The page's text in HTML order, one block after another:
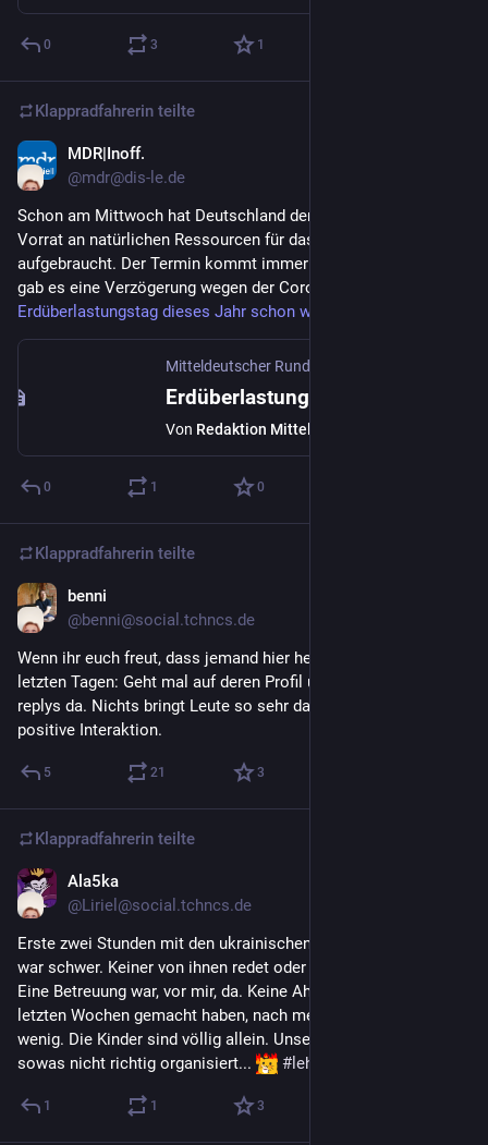
0 3 1
Klappradfahrerin teilte
MDR|Inoff.
@mdr@dis-le.de
Schon am Mittwoch hat Deutschland den ihm zustehenden
Vorrat an natürlichen Ressourcen für das laufende Jahr
aufgebraucht. Der Termin kommt immer früher, nur im Vorjahr
gab es eine Verzögerung wegen der Corona-Pandemie.
Erdüberlastungstag dieses Jahr schon wieder früher
Mitteldeutscher Rundfunk
Von Redaktion Mitteldeutscher Rundfunk
0 1 0
Klappradfahrerin teilte
benni
@benni@social.tchncs.de
Wenn ihr euch freut, dass jemand hier her gefunden hat in den
letzten Tagen: Geht mal auf deren Profil und lasst ein paar
replys da. Nichts bringt Leute so sehr dazu zu bleiben, wie
positive Interaktion.
5 21 3
Klappradfahrerin teilte
Ala5ka
@Liriel@social.tchncs.de
Erste zwei Stunden mit den ukrainischen Kindern geschafft. Es
war schwer. Keiner von ihnen redet oder versteht deutsch.
Eine Betreuung war, vor mir, da. Keine Ahnung was sie in den
letzten Wochen gemacht haben, nach meinem Stand: zu
wenig. Die Kinder sind völlig allein. Unser Schulsystem ist für
sowas nicht richtig organisiert...
# lehrer
1 1 3